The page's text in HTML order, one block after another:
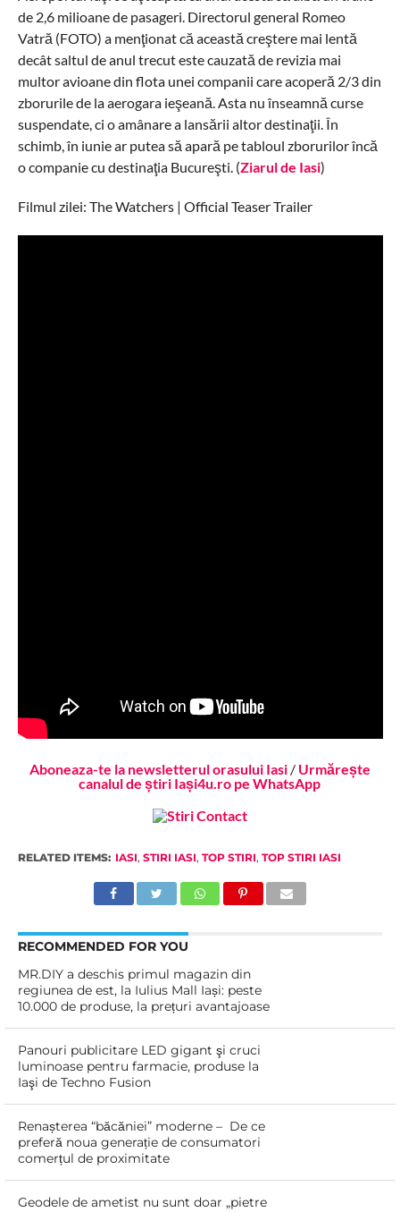
de 2,6 milioane de pasageri. Directorul general Romeo
Vatră (FOTO) a menţionat că această creştere mai lentă
decât saltul de anul trecut este cauzată de revizia mai
multor avioane din flota unei companii care acoperă 2/3 din
zborurile de la aerogara ieşeană. Asta nu înseamnă curse
suspendate, ci o amânare a lansării altor destinaţii. În
schimb, în iunie ar putea să apară pe tabloul zborurilor încă
o companie cu destinaţia Bucureşti. (Ziarul de Iasi)
Filmul zilei: The Watchers | Official Teaser Trailer
Aboneaza-te la newsletterul orasului Iasi/ Urmărește
canalul de știri Iași4u.ro pe WhatsApp
RELATED ITEMS: IASI, STIRI IASI, TOP STIRI, TOP STIRI IASI
RECOMMENDED FOR YOU
MR.DIY a deschis primul magazin din
regiunea de est, la Iulius Mall Iași: peste
10.000 de produse, la prețuri avantajoase
Panouri publicitare LED gigant şi cruci
luminoase pentru farmacie, produse la
Iaşi de Techno Fusion
Renașterea “băcăniei” moderne – De ce
preferă noua generație de consumatori
comerțul de proximitate
Geodele de ametist nu sunt doar „pietre